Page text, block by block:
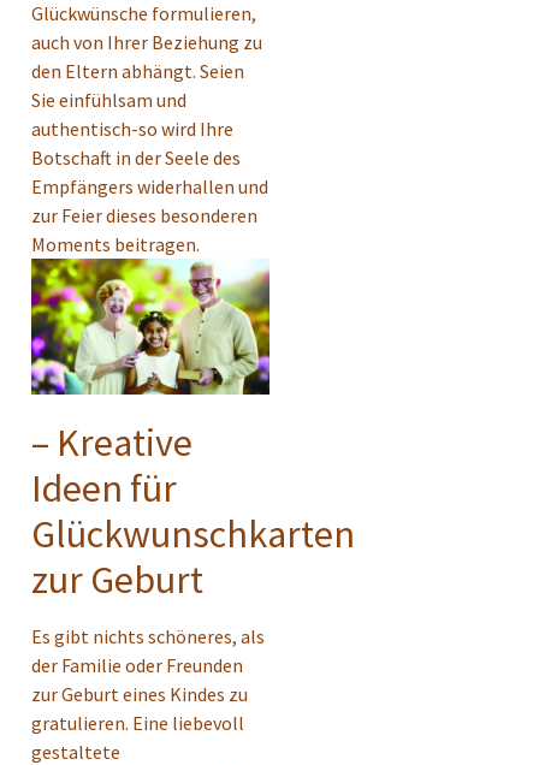
Glückwünsche formulieren,
auch von Ihrer Beziehung zu
den Eltern abhängt. Seien
Sie einfühlsam und
authentisch-so wird Ihre
Botschaft in der Seele des
Empfängers widerhallen und
zur Feier dieses besonderen
Moments beitragen.
– Kreative
Ideen für
Glückwunschkarten
zur Geburt
Es gibt nichts schöneres, als
der Familie oder Freunden
zur Geburt eines Kindes zu
gratulieren. Eine liebevoll
gestaltete